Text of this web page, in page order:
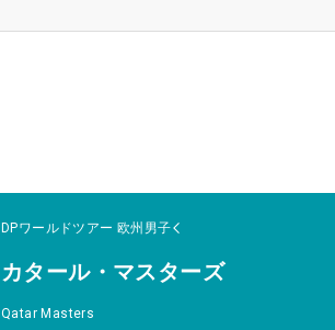
DPワールドツアー 欧州男子
カタール・マスターズ
Qatar Masters